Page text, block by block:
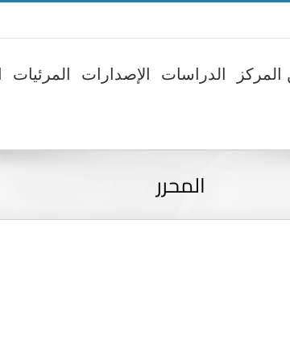
الدراسات الإصدارات المرئيات
المحرر